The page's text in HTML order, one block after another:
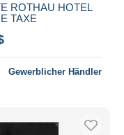
ROTHAU HOTEL
TAXE
Gewerblicher Händler